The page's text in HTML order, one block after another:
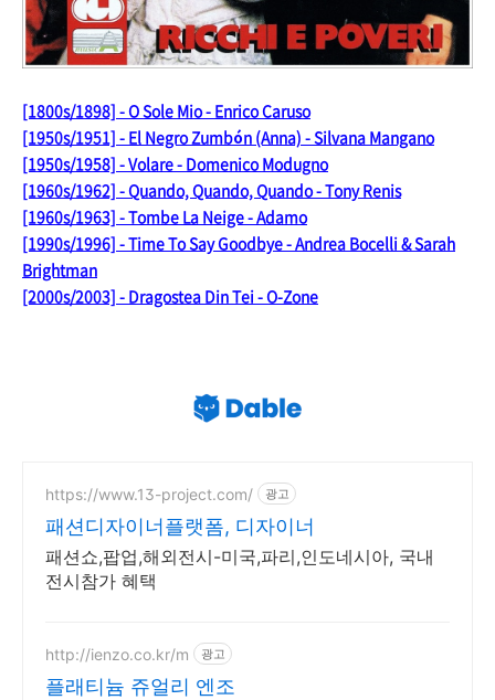
[1800s/1898] - O Sole Mio - Enrico Caruso
[1950s/1951] - El Negro Zumbón (Anna) - Silvana Mangano
[1950s/1958] - Volare - Domenico Modugno
[1960s/1962] - Quando, Quando, Quando - Tony Renis
[1960s/1963] - Tombe La Neige - Adamo
[1990s/1996] - Time To Say Goodbye - Andrea Bocelli & Sarah
Brightman
[2000s/2003] - Dragostea Din Tei - O-Zone
https://www.13-project.com/ 광고
패션디자이너플랫폼, 디자이너
패션쇼,팝업,해외전시-미국,파리,인도네시아, 국내
전시참가 혜택
http://ienzo.co.kr/m 광고
플래티늄 쥬얼리 엔조